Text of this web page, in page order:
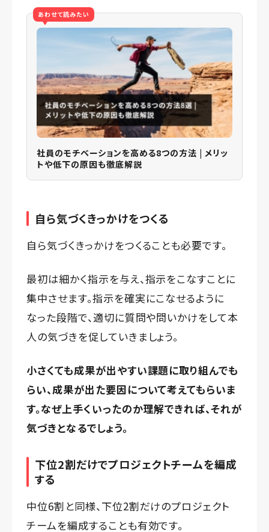
あわせて読みたい
社員のモチベーションを高める8つの方法 | メリッ
トや低下の原因も徹底解説
自ら気づくきっかけをつくる
自ら気づくきっかけをつくることも必要です。
最初は細かく指示を与え、指示をこなすことに
集中させます。指示を確実にこなせるように
なった段階で、適切に質問や問いかけをして本
人の気づきを促していきましょう。
小さくても成果が出やすい課題に取り組んでも
らい、成果が出た要因について考えてもらいま
す。なぜ上手くいったのか理解できれば、それが
気づきとなるでしょう。
下位2割だけでプロジェクトチームを編成
する
中位6割と同様、下位2割だけのプロジェクト
チームを編成することも有効です。